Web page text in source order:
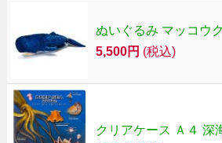
ぬいぐるみ マッコウ
5,500円 (税込)
クリアケース Ａ４ 深